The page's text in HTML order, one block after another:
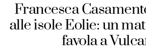
Francesca
alle isole Eolie: un
favola a